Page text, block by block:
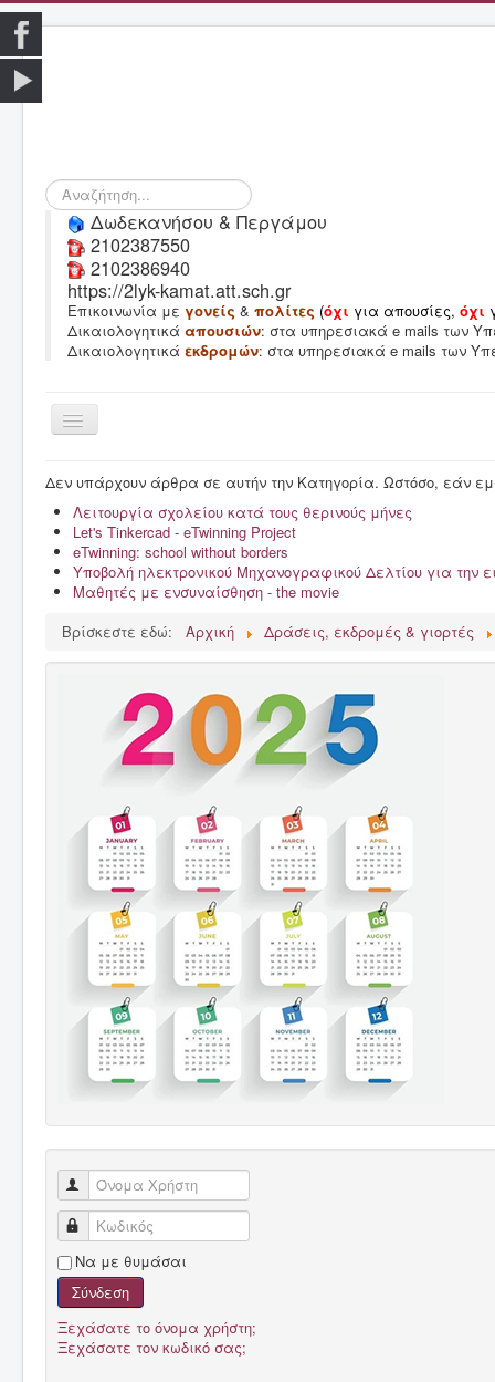
Αναζήτηση...
Δωδεκανήσου & Περγάμου
2102387550
2102386940
https://2lyk-kamat.att.sch.gr
Επικοινωνία με γονείς & πολίτες (όχι για απουσίες, όχι
Δικαιολογητικά απουσιών: στα υπηρεσιακά e mails των
Δικαιολογητικά εκδρομών: στα υπηρεσιακά e mails των
Εναλλαγή
Το Σχολείο μας
Δράσεις, εκδρομές & γιορτές
Γονείς & κηδεμόνες
Μαθητές
Έντυπα
Σύλλογος γονέων & κηδεμόνων
Δεν υπάρχουν άρθρα σε αυτήν την Κατηγορία. Ωστόσο, εάν
Λειτουργία σχολείου κατά τους θερινούς μήνες
Let's Tinkercad - eTwinning Project
eTwinning: school without borders
Υποβολή ηλεκτρονικού Μηχανογραφικού Δελτίου για
Μαθητές με ενσυναίσθηση - the movie
Βρίσκεστε εδώ:
Αρχική Δράσεις, εκδρομές & γιορτές
Όνομα Χρήστη
Κωδικός
Να με θυμάσαι
Σύνδεση
Ξεχάσατε το όνομα χρήστη;
Ξεχάσατε τον κωδικό σας;